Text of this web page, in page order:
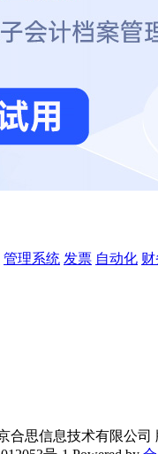
管理系统 发票 自动化 财
合思信息技术有限公司